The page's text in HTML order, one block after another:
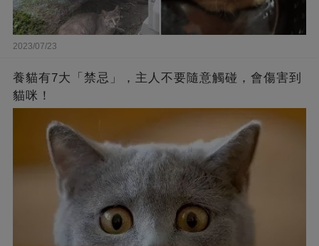
2023/07/23
養貓有7大「禁忌」，主人不要隨意觸碰，會傷害到
貓咪！